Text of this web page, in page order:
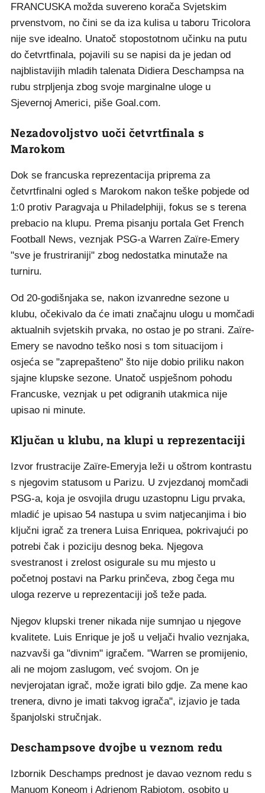
FRANCUSKA možda suvereno korača Svjetskim
prvenstvom, no čini se da iza kulisa u taboru Tricolora
nije sve idealno. Unatoč stopostotnom učinku na putu
do četvrtfinala, pojavili su se napisi da je jedan od
najblistavijih mladih talenata Didiera Deschampsa na
rubu strpljenja zbog svoje marginalne uloge u
Sjevernoj Americi, piše Goal.com.
Nezadovoljstvo uoči četvrtfinala s
Marokom
Dok se francuska reprezentacija priprema za
četvrtfinalni ogled s Marokom nakon teške pobjede od
1:0 protiv Paragvaja u Philadelphiji, fokus se s terena
prebacio na klupu. Prema pisanju portala Get French
Football News, veznjak PSG-a Warren Zaïre-Emery
"sve je frustriraniji" zbog nedostatka minutaže na
turniru.
Od 20-godišnjaka se, nakon izvanredne sezone u
klubu, očekivalo da će imati značajnu ulogu u momčadi
aktualnih svjetskih prvaka, no ostao je po strani. Zaïre-
Emery se navodno teško nosi s tom situacijom i
osjeća se "zaprepašteno" što nije dobio priliku nakon
sjajne klupske sezone. Unatoč uspješnom pohodu
Francuske, veznjak u pet odigranih utakmica nije
upisao ni minute.
Ključan u klubu, na klupi u reprezentaciji
Izvor frustracije Zaïre-Emeryja leži u oštrom kontrastu
s njegovim statusom u Parizu. U zvjezdanoj momčadi
PSG-a, koja je osvojila drugu uzastopnu Ligu prvaka,
mladić je upisao 54 nastupa u svim natjecanjima i bio
ključni igrač za trenera Luisa Enriquea, pokrivajući po
potrebi čak i poziciju desnog beka. Njegova
svestranost i zrelost osigurale su mu mjesto u
početnoj postavi na Parku prinčeva, zbog čega mu
uloga rezerve u reprezentaciji još teže pada.
Njegov klupski trener nikada nije sumnjao u njegove
kvalitete. Luis Enrique je još u veljači hvalio veznjaka,
nazvavši ga "divnim" igračem. "Warren se promijenio,
ali ne mojom zaslugom, već svojom. On je
nevjerojatan igrač, može igrati bilo gdje. Za mene kao
trenera, divno je imati takvog igrača", izjavio je tada
španjolski stručnjak.
Deschampsove dvojbe u veznom redu
Izbornik Deschamps prednost je davao veznom redu s
Manuom Koneom i Adrienom Rabiotom, osobito u